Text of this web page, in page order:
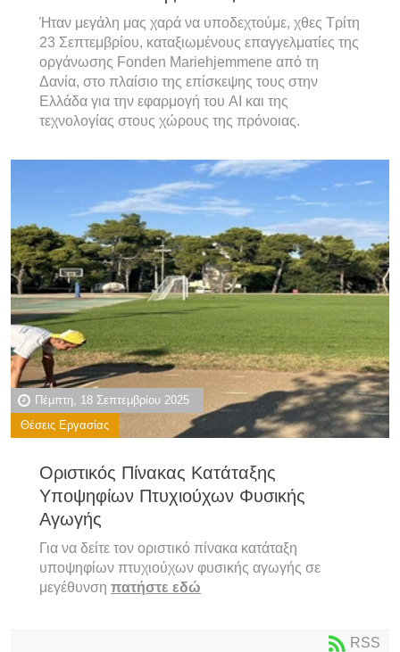
Ήταν μεγάλη μας χαρά να υποδεχτούμε, χθες Τρίτη
23 Σεπτεμβρίου, καταξιωμένους επαγγελματίες της
οργάνωσης Fonden Mariehjemmene από τη
Δανία, στο πλαίσιο της επίσκεψης τους στην
Ελλάδα για την εφαρμογή του AI και της
τεχνολογίας στους χώρους της πρόνοιας.
Πέμπτη, 18 Σεπτεμβρίου 2025
Θέσεις Εργασίας
Οριστικός Πίνακας Κατάταξης
Υποψηφίων Πτυχιούχων Φυσικής
Αγωγής
Για να δείτε τον οριστικό πίνακα κατάταξη
υποψηφίων πτυχιούχων φυσικής αγωγής σε
μεγέθυνση πατήστε εδώ
RSS